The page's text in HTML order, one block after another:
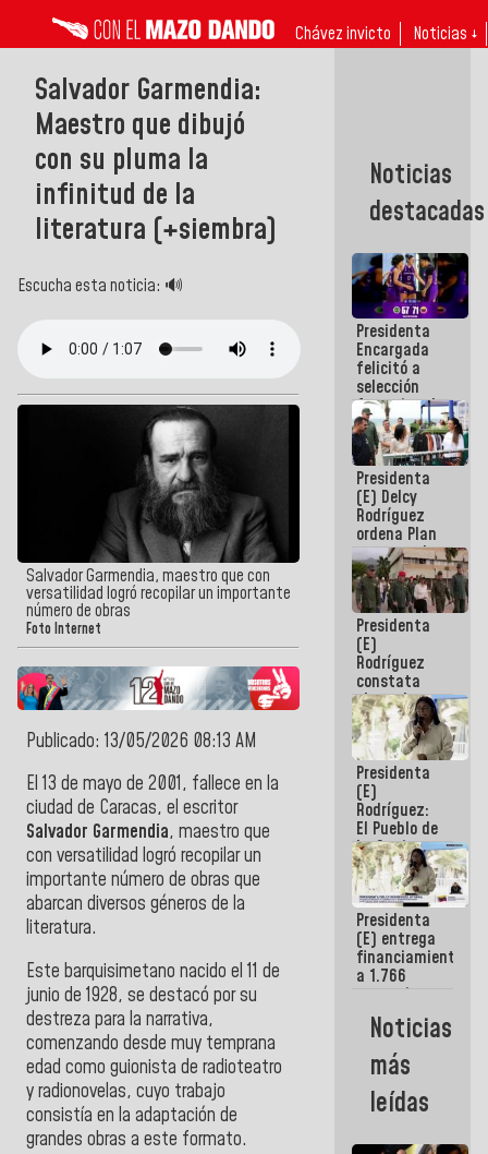
Chávez invicto Noticias ↓
Salvador Garmendia:
Maestro que dibujó
con su pluma la
infinitud de la
literatura (+siembra)
Escucha esta noticia: 🔊
Salvador Garmendia, maestro que con
versatilidad logró recopilar un importante
número de obras
Foto Internet
Publicado: 13/05/2026 08:13 AM
El 13 de mayo de 2001, fallece en la
ciudad de Caracas, el escritor
Salvador Garmendia, maestro que
con versatilidad logró recopilar un
importante número de obras que
abarcan diversos géneros de la
literatura.
Este barquisimetano nacido el 11 de
junio de 1928, se destacó por su
destreza para la narrativa,
comenzando desde muy temprana
edad como guionista de radioteatro
y radionovelas, cuyo trabajo
consistía en la adaptación de
grandes obras a este formato.
Noticias
destacadas
Presidenta
Encargada
felicitó a
selección
femenina de
baloncesto
por su
clasificación
a la
AmeriCup
2027
Presidenta
(E) Delcy
Rodríguez
ordena Plan
maestro de
desarrollo
logístico y
turístico
para La
Guaira
Presidenta
(E)
Rodríguez
constata
obras de
rehabilitación
de Escuela
Militar de
Mamo en La
Guaira
Presidenta
(E)
Rodríguez:
El Pueblo de
La Guaira
siempre
estará
acompañada
por el
Gobierno
Nacional
Presidenta
(E) entrega
financiamientos
a 1.766
comerciantes
emprendedores
afectados
por
terremotos
Noticias
más
leídas